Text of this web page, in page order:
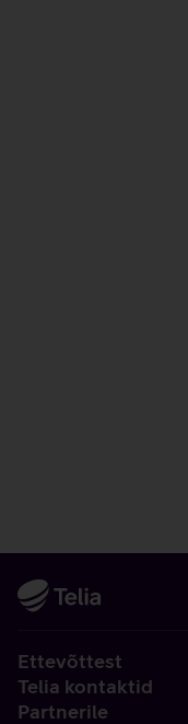
Ettevõttest
Telia kontaktid
Partnerile